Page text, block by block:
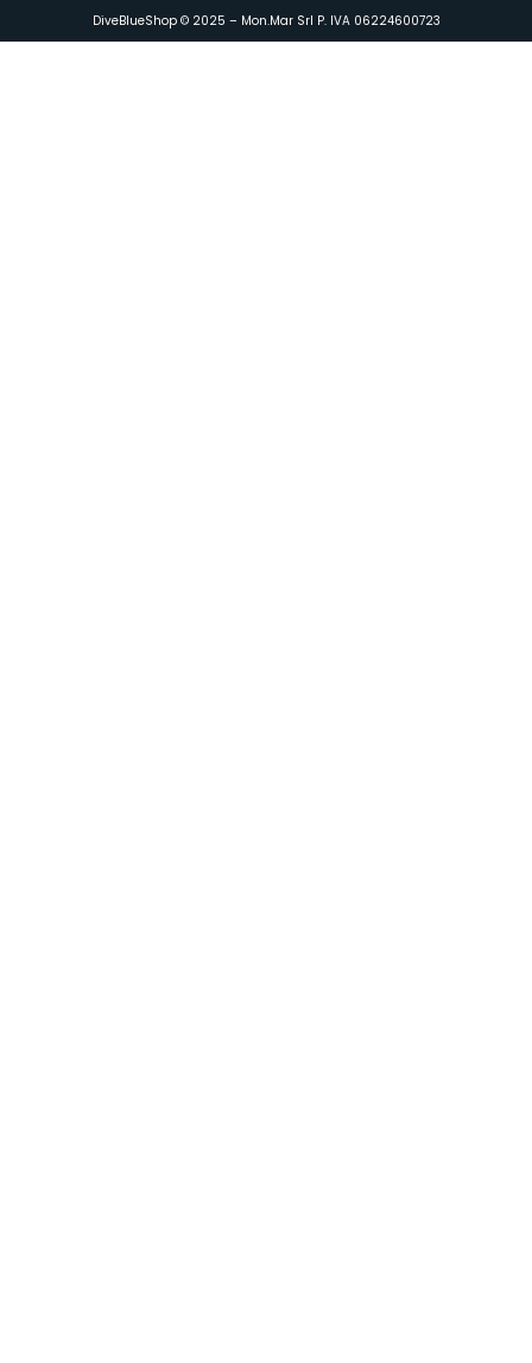
DiveBlueShop © 2025 – Mon.Mar Srl P. IVA 06224600723